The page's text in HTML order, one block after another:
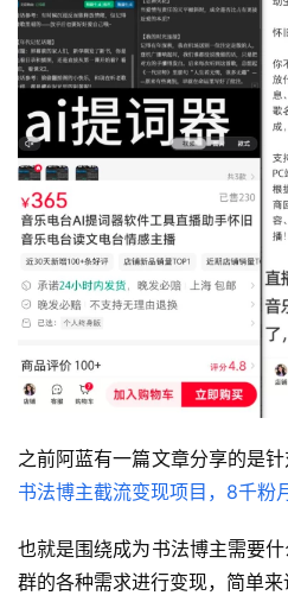
首
页
之前阿蓝有一篇文章分享的是针
书法博主截流变现项目，8千粉
也就是围绕成为书法博主需要
群的各种需求进行变现，简单